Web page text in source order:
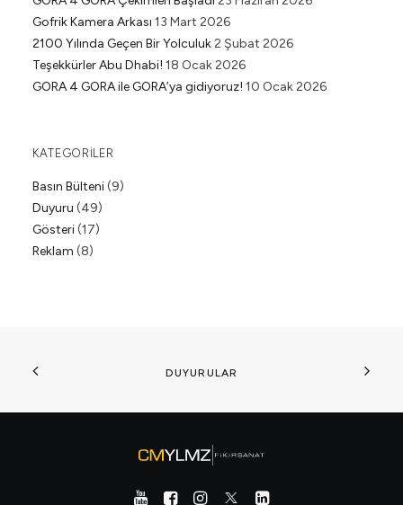
Gofrik Kamera Arkası 13 Mart 2026
2100 Yılında Geçen Bir Yolculuk2 Şubat 2026
Teşekkürler Abu Dhabi! 18 Ocak 2026
GORA 4 GORA ile GORA’ya gidiyoruz! 10 Ocak 2026
KATEGORILER
Basın Bülteni(9)
Duyuru (49)
Gösteri(17)
Reklam (8)
DUYURULAR